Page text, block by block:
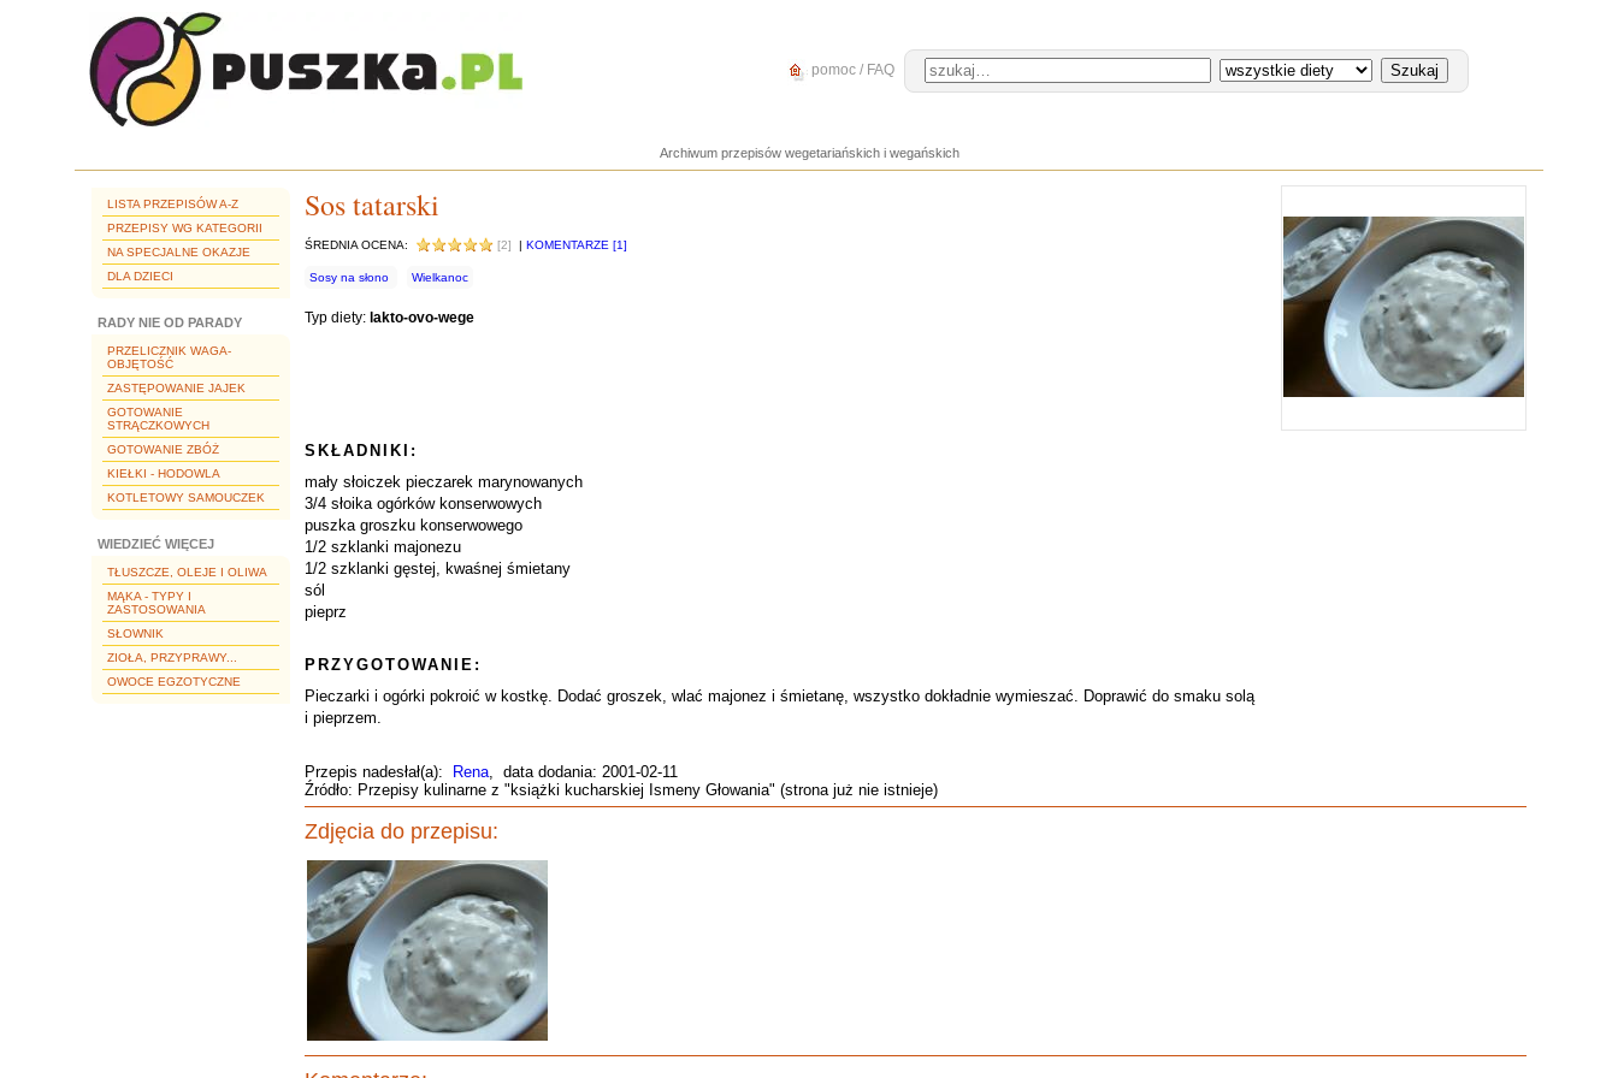
pomoc / FAQ
Archiwum przepisów wegetariańskich i wegańskich
LISTA PRZEPISÓW A-Z
PRZEPISY WG KATEGORII
NA SPECJALNE OKAZJE
DLA DZIECI
RADY NIE OD PARADY
PRZELICZNIK WAGA-
OBJĘTOŚĆ
ZASTĘPOWANIE JAJEK
GOTOWANIE
STRĄCZKOWYCH
GOTOWANIE ZBÓŻ
KIEŁKI - HODOWLA
KOTLETOWY SAMOUCZEK
WIEDZIEĆ WIĘCEJ
TŁUSZCZE, OLEJE I OLIWA
MĄKA - TYPY I
ZASTOSOWANIA
SŁOWNIK
ZIOŁA, PRZYPRAWY...
OWOCE EGZOTYCZNE
Sos tatarski
ŚREDNIA OCENA: [2] | KOMENTARZE [1]
Sosy na słono Wielkanoc
Typ diety: lakto-ovo-wege
SKŁADNIKI:
mały słoiczek pieczarek marynowanych
3/4 słoika ogórków konserwowych
puszka groszku konserwowego
1/2 szklanki majonezu
1/2 szklanki gęstej, kwaśnej śmietany
sól
pieprz
PRZYGOTOWANIE:
Pieczarki i ogórki pokroić w kostkę. Dodać groszek, wlać majonez i śmietanę, wszystko dokładnie wymieszać. Doprawić do smaku solą
i pieprzem.
Przepis nadesłał(a): Rena, data dodania: 2001-02-11
Źródło: Przepisy kulinarne z "książki kucharskiej Ismeny Głowania" (strona już nie istnieje)
Zdjęcia do przepisu: